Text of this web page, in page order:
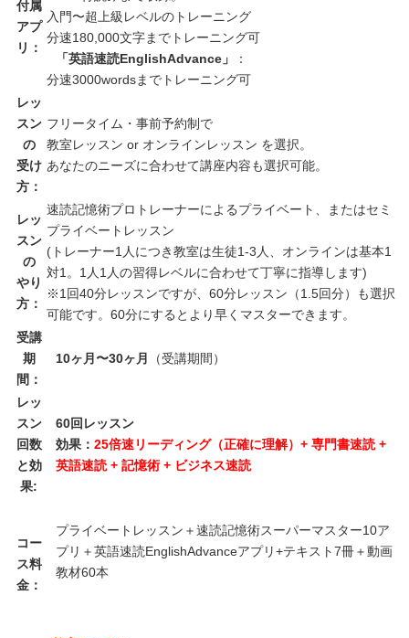
付属
アプ
リ：
入門〜超上級レベルのトレーニング
分速180,000文字までトレーニング可
「英語速読EnglishAdvance」
：
分速3000wordsまでトレーニング可
レッ
スン
の
受け
方：
フリータイム・事前予約制で
教室レッスン or オンラインレッスン を選択。
あなたのニーズに合わせて講座内容も選択可能。
レッ
スン
の
やり
方：
速読記憶術プロトレーナーによるプライベート、またはセミ
プライベートレッスン
(トレーナー1人につき教室は生徒1-3人、オンラインは基本1
対1。1人1人の習得レベルに合わせて丁寧に指導します)
※1回40分レッスンですが、60分レッスン（1.5回分）も選択
可能です。60分にするとより早くマスターできます。
受講
期
間：
10ヶ月〜30ヶ月 （受講期間）
レッ
スン
回数
と効
果:
60回レッスン
効果：25倍速リーディング（正確に理解）+ 専門書速読 +
英語速読 + 記憶術 + ビジネス速読
コー
ス料
金：
プライベートレッスン＋速読記憶術スーパーマスター10ア
プリ＋英語速読EnglishAdvanceアプリ+テキスト7冊＋動画
教材60本